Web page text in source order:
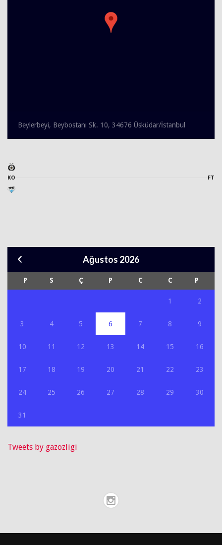
Beylerbeyi, Beybostanı Sk. 10, 34676 Üsküdar/İstanbul
KO FT
Ağustos 2026
P S Ç P C C P
1 2
3 4 5 6 7 8 9
10 11 12 13 14 15 16
17 18 19 20 21 22 23
24 25 26 27 28 29 30
31
Tweets by gazozligi